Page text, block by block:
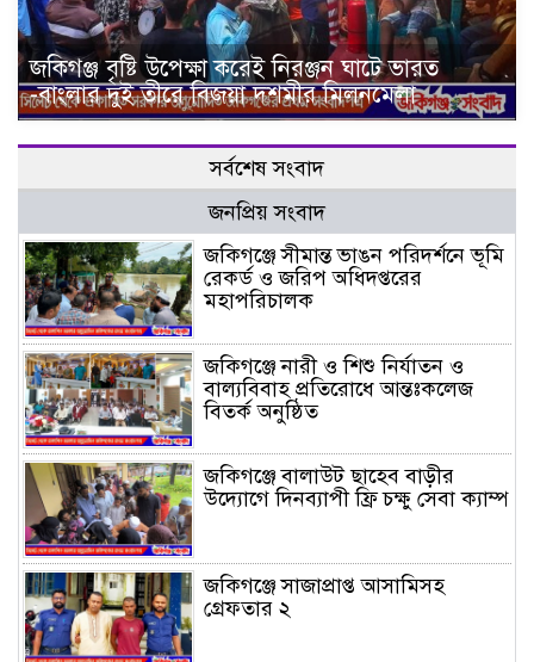
জকিগঞ্জ বৃষ্টি উপেক্ষা করেই নিরঞ্জন ঘাটে ভারত
-বাংলার দুই তীরে বিজয়া দশমীর মিলনমেলা
সর্বশেষ সংবাদ
জনপ্রিয় সংবাদ
জকিগঞ্জে সীমান্ত ভাঙন পরিদর্শনে ভূমি
রেকর্ড ও জরিপ অধিদপ্তরের
মহাপরিচালক
জকিগঞ্জে নারী ও শিশু নির্যাতন ও
বাল্যবিবাহ প্রতিরোধে আন্তঃকলেজ
বিতর্ক অনুষ্ঠিত
জকিগঞ্জে বালাউট ছাহেব বাড়ীর
উদ্যোগে দিনব্যাপী ফ্রি চক্ষু সেবা ক্যাম্প
জকিগঞ্জে সাজাপ্রাপ্ত আসামিসহ
গ্রেফতার ২